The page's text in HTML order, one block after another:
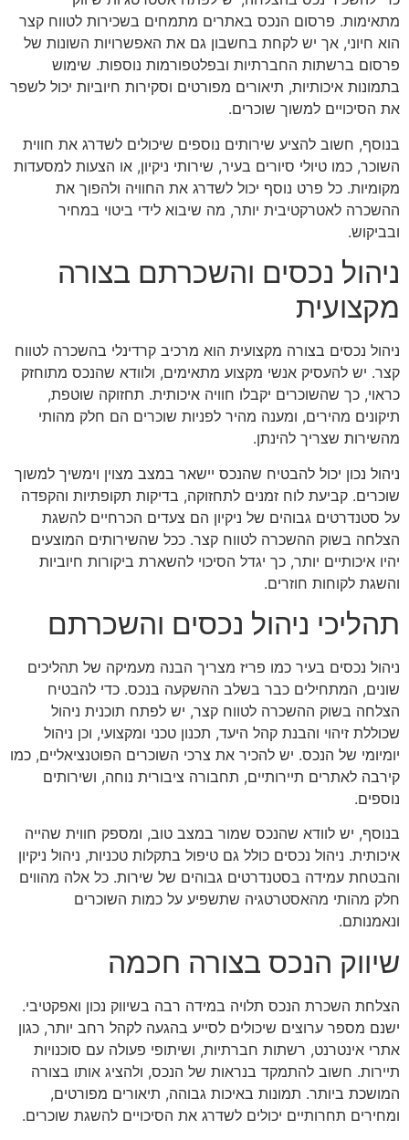
מתאימות. פרסום הנכס באתרים מתמחים בשכירות לטווח קצר
הוא חיוני, אך יש לקחת בחשבון גם את האפשרויות השונות של
פרסום ברשתות החברתיות ובפלטפורמות נוספות. שימוש
בתמונות איכותיות, תיאורים מפורטים וסקירות חיוביות יכול לשפר
את הסיכויים למשוך שוכרים.
בנוסף, חשוב להציע שירותים נוספים שיכולים לשדרג את חווית
השוכר, כמו טיולי סיורים בעיר, שירותי ניקיון, או הצעות למסעדות
מקומיות. כל פרט נוסף יכול לשדרג את החוויה ולהפוך את
ההשכרה לאטרקטיבית יותר, מה שיבוא לידי ביטוי במחיר
ובביקוש.
ניהול נכסים והשכרתם בצורה
מקצועית
ניהול נכסים בצורה מקצועית הוא מרכיב קרדינלי בהשכרה לטווח
קצר. יש להעסיק אנשי מקצוע מתאימים, ולוודא שהנכס מתוחזק
כראוי, כך שהשוכרים יקבלו חוויה איכותית. תחזוקה שוטפת,
תיקונים מהירים, ומענה מהיר לפניות שוכרים הם חלק מהותי
מהשירות שצריך להינתן.
ניהול נכון יכול להבטיח שהנכס יישאר במצב מצוין וימשיך למשוך
שוכרים. קביעת לוח זמנים לתחזוקה, בדיקות תקופתיות והקפדה
על סטנדרטים גבוהים של ניקיון הם צעדים הכרחיים להשגת
הצלחה בשוק ההשכרה לטווח קצר. ככל שהשירותים המוצעים
יהיו איכותיים יותר, כך יגדל הסיכוי להשארת ביקורות חיוביות
והשגת לקוחות חוזרים.
תהליכי ניהול נכסים והשכרתם
ניהול נכסים בעיר כמו פריז מצריך הבנה מעמיקה של תהליכים
שונים, המתחילים כבר בשלב ההשקעה בנכס. כדי להבטיח
הצלחה בשוק ההשכרה לטווח קצר, יש לפתח תוכנית ניהול
שכוללת זיהוי והבנת קהל היעד, תכנון טכני ומקצועי, וכן ניהול
יומיומי של הנכס. יש להכיר את צרכי השוכרים הפוטנציאליים, כמו
קירבה לאתרים תיירותיים, תחבורה ציבורית נוחה, ושירותים
נוספים.
בנוסף, יש לוודא שהנכס שמור במצב טוב, ומספק חווית שהייה
איכותית. ניהול נכסים כולל גם טיפול בתקלות טכניות, ניהול ניקיון
והבטחת עמידה בסטנדרטים גבוהים של שירות. כל אלה מהווים
חלק מהותי מהאסטרטגיה שתשפיע על כמות השוכרים
ונאמנותם.
שיווק הנכס בצורה חכמה
הצלחת השכרת הנכס תלויה במידה רבה בשיווק נכון ואפקטיבי.
ישנם מספר ערוצים שיכולים לסייע בהגעה לקהל רחב יותר, כגון
אתרי אינטרנט, רשתות חברתיות, ושיתופי פעולה עם סוכנויות
תיירות. חשוב להתמקד בנראות של הנכס, ולהציג אותו בצורה
המושכת ביותר. תמונות באיכות גבוהה, תיאורים מפורטים,
ומחירים תחרותיים יכולים לשדרג את הסיכויים להשגת שוכרים.